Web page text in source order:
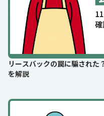
リースバックの罠に騙された
を解説